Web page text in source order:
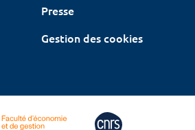
Presse
Gestion des cookies